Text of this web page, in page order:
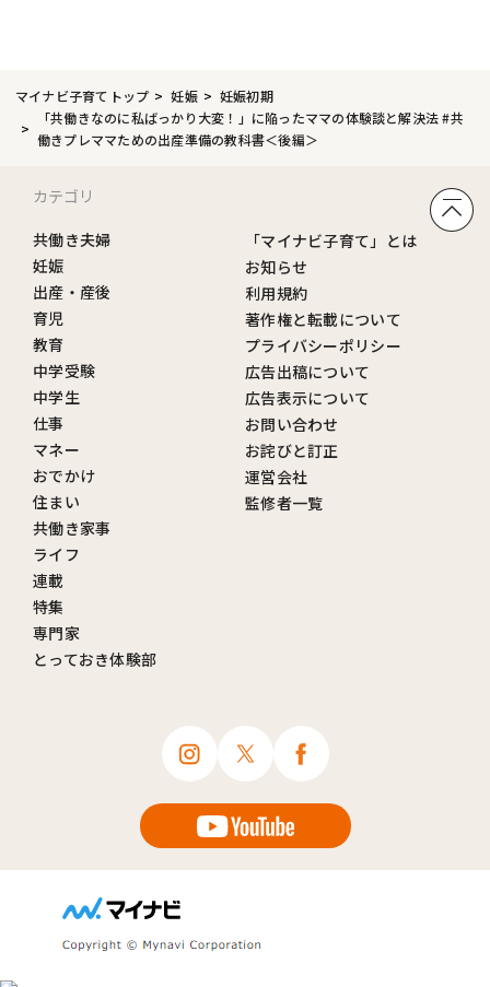
マイナビ子育てトップ 妊娠
妊娠初期
「共働きなのに私ばっかり大変！」に陥ったママの体験談と解決法 #共
働きプレママための出産準備の教科書＜後編＞
カテゴリ
共働き夫婦
妊娠
出産・産後
育児
教育
中学受験
中学生
仕事
マネー
おでかけ
住まい
共働き家事
ライフ
連載
特集
専門家
とっておき体験部
「マイナビ子育て」とは
お知らせ
利用規約
著作権と転載について
プライバシーポリシー
広告出稿について
広告表示について
お問い合わせ
お詫びと訂正
運営会社
監修者一覧